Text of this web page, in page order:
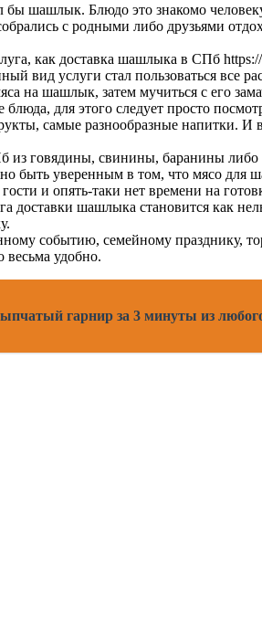
шашлык. Блюдо это знакомо
с родными либо друзьями
как доставка шашлыка в СПб
вид услуги стал пользоваться все
на шашлык, затем мучиться с его
для этого следует просто
самые разнообразные напитки.
из говядины, свинины, баранины
быть уверенным в том, что мясо для
и опять-таки нет времени на
шашлыка становится как
событию, семейному празднику,
удобно.
гарнир за 3 минуты из